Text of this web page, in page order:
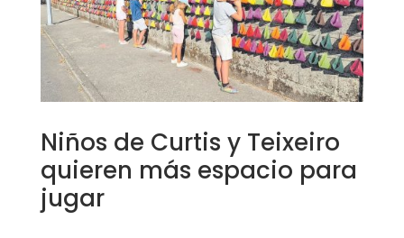
Niños de Curtis y Teixeiro
quieren más espacio para
jugar